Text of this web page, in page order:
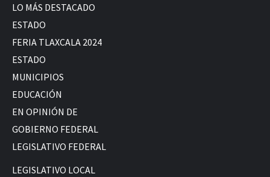
LO MÁS DESTACADO
ESTADO
FERIA TLAXCALA 2024
ESTADO
MUNICIPIOS
EDUCACIÓN
EN OPINIÓN DE
GOBIERNO FEDERAL
LEGISLATIVO FEDERAL
LEGISLATIVO LOCAL